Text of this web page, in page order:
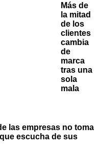
Más de
la mitad
de los
clientes
cambia
de
marca
tras una
sola
mala
las empresas no toma
escucha de sus